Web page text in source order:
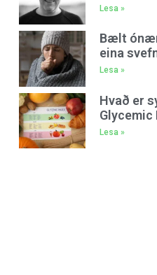
Lesa »
Bælt
eina
Lesa »
Hvað er
Glycemic
Lesa »